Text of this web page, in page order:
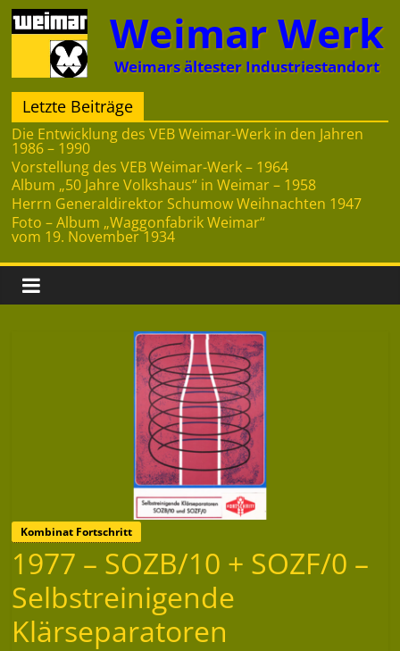
Zum
Inhalt
springen
Weimar Werk
Weimars ältester Industriestandort
Letzte Beiträge
Die Entwicklung des VEB Weimar-Werk in den Jahren
1986 – 1990
Vorstellung des VEB Weimar-Werk – 1964
Album „50 Jahre Volkshaus“ in Weimar – 1958
Herrn Generaldirektor Schumow Weihnachten 1947
Foto – Album „Waggonfabrik Weimar“
vom 19. November 1934
Kombinat Fortschritt
1977 – SOZB/10 + SOZF/0 –
Selbstreinigende
Klärseparatoren